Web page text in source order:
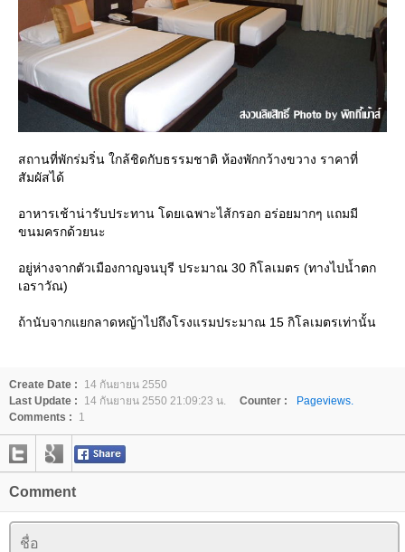
สถานที่พักร่มริ่น ใกล้ชิดกับธรรมชาติ ห้องพักกว้างขวาง ราคาที่
สัมผัสได้
อาหารเช้าน่ารับประทาน โดยเฉพาะไส้กรอก อร่อยมากๆ แถมมี
ขนมครกด้วยนะ
อยู่ห่างจากตัวเมืองกาญจนบุรี ประมาณ 30 กิโลเมตร (ทางไปน้ำตก
เอราวัณ)
ถ้านับจากแยกลาดหญ้าไปถึงโรงแรมประมาณ 15 กิโลเมตรเท่านั้น
Create Date :
14 กันยายน 2550
Last Update :
14 กันยายน 2550 21:09:23 น. Counter :
Pageviews.
Comments :
1
Comment